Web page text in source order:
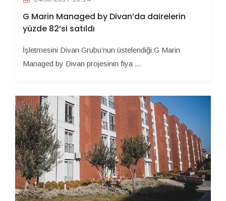
G Marin Managed by Divan’da dairelerin
yüzde 82’si satıldı
İşletmesini Divan Grubu’nun üstelendiği G Marin
Managed by Divan projesinin fiya ...